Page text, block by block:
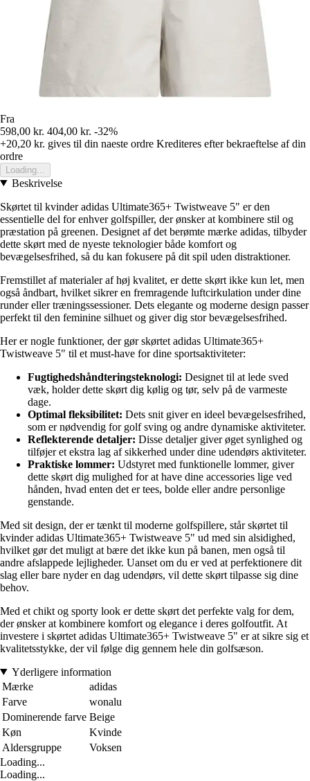
Fra
598,00 kr. 404,00 kr. -32%
+20,20 kr. gives til din naeste ordre Krediteres efter bekraeftelse af din
ordre
Loading...
Beskrivelse
Skørtet til kvinder adidas Ultimate365+ Twistweave 5" er den
essentielle del for enhver golfspiller, der ønsker at kombinere stil og
præstation på greenen. Designet af det berømte mærke adidas, tilbyder
dette skørt med de nyeste teknologier både komfort og
bevægelsesfrihed, så du kan fokusere på dit spil uden distraktioner.
Fremstillet af materialer af høj kvalitet, er dette skørt ikke kun let, men
også åndbart, hvilket sikrer en fremragende luftcirkulation under dine
runder eller træningssessioner. Dets elegante og moderne design passer
perfekt til den feminine silhuet og giver dig stor bevægelsesfrihed.
Her er nogle funktioner, der gør skørtet adidas Ultimate365+
Twistweave 5" til et must-have for dine sportsaktiviteter:
Fugtighedshåndteringsteknologi: Designet til at lede sved
væk, holder dette skørt dig kølig og tør, selv på de varmeste
dage.
Optimal fleksibilitet: Dets snit giver en ideel bevægelsesfrihed,
som er nødvendig for golf sving og andre dynamiske aktiviteter.
Reflekterende detaljer: Disse detaljer giver øget synlighed og
tilføjer et ekstra lag af sikkerhed under dine udendørs aktiviteter.
Praktiske lommer: Udstyret med funktionelle lommer, giver
dette skørt dig mulighed for at have dine accessories lige ved
hånden, hvad enten det er tees, bolde eller andre personlige
genstande.
Med sit design, der er tænkt til moderne golfspillere, står skørtet til
kvinder adidas Ultimate365+ Twistweave 5" ud med sin alsidighed,
hvilket gør det muligt at bære det ikke kun på banen, men også til
andre afslappede lejligheder. Uanset om du er ved at perfektionere dit
slag eller bare nyder en dag udendørs, vil dette skørt tilpasse sig dine
behov.
Med et chikt og sporty look er dette skørt det perfekte valg for dem,
der ønsker at kombinere komfort og elegance i deres golfoutfit. At
investere i skørtet adidas Ultimate365+ Twistweave 5" er at sikre sig et
kvalitetsstykke, der vil følge dig gennem hele din golfsæson.
Yderligere information
Mærke
adidas
Farve
wonalu
Dominerende farve Beige
Køn
Kvinde
Aldersgruppe
Voksen
Loading...
Loading...